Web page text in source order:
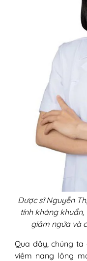
Dược sĩ Nguyễn
tính kháng
giảm ngứa và
Qua đây, chúng
viêm nang lông